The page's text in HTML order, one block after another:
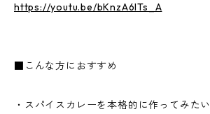
https://youtu.be/bKnzA6ITs_A
■こんな方におすすめ
・スパイスカレーを本格的に作ってみたい